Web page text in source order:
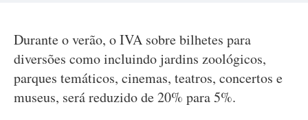
Durante o verão, o IVA sobre bilhetes para
diversões como incluindo jardins zoológicos,
parques temáticos, cinemas, teatros, concertos e
museus, será reduzido de 20% para 5%.